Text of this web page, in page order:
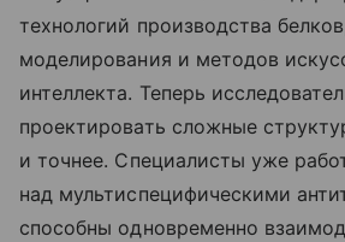
технологий производства
моделирования и методов
интеллекта. Теперь
проектировать сложные
и точнее. Специалисты уже
над мультиспецифическими
способны одновременно